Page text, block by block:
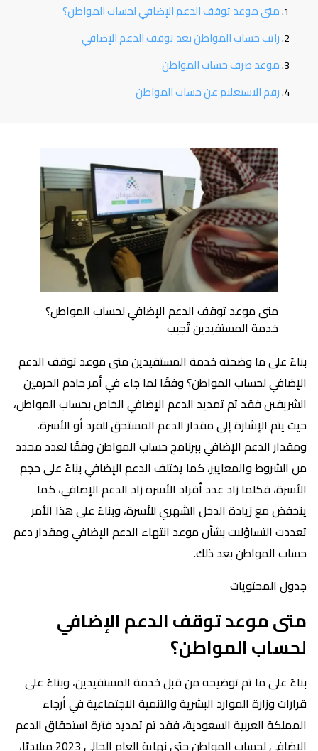
متى موعد توقف الدعم الإضافي لحساب المواطن؟
راتب حساب المواطن بعد توقف الدعم الإضافي
موعد صرف حساب المواطن
رقم الاستعلام عن حساب المواطن
متى موعد توقف الدعم الإضافي لحساب المواطن؟
خدمة المستفيدين تُجيب
بناءً على ما وضحته خدمة المستفيدين متى موعد توقف الدعم
الإضافي لحساب المواطن؟ وفقًا لما جاء في أمر خادم الحرمين
الشريفين فقد تم تمديد الدعم الإضافي الخاص بحساب المواطن،
حيث يتم الإشارة إلى مقدار الدعم المستحق للفرد أو الأسرة،
ومقدار الدعم الإضافي ببرنامج حساب المواطن وفقًا لعدد محدد
من الشروط والمعايير، كما يختلف الدعم الإضافي بناءً على حجم
الأسرة، فكلما زاد عدد أفراد الأسرة زاد الدعم الإضافي، كما
ينخفض مع زيادة الدخل الشهري للأسرة، وبناءً على هذا الأمر
تعددت التساؤلات بشأن موعد انتهاء الدعم الإضافي ومقدار دعم
حساب المواطن بعد ذلك.
جدول المحتويات
متى موعد توقف الدعم الإضافي
لحساب المواطن؟
بناءً على ما تم توضيحه من قبل خدمة المستفيدين، وبناءً على
قرارات وزارة الموارد البشرية والتنمية الاجتماعية في أرجاء
المملكة العربية السعودية، فقد تم تمديد فترة استحقاق الدعم
الإضافي لحساب المواطن حتى نهاية العام الحالي 2023 ميلاديًا،